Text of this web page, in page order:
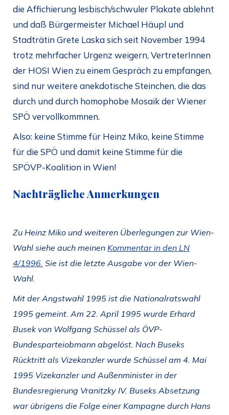
die Affichierung lesbisch/schwuler Plakate ablehnt
und daß Bürgermeister Michael Häupl und
Stadträtin Grete Laska sich seit November 1994
trotz mehrfacher Urgenz weigern, VertreterInnen
der HOSI Wien zu einem Gespräch zu empfangen,
sind nur weitere anekdotische Steinchen, die das
durch und durch homophobe Mosaik der Wiener
SPÖ vervollkommnen.
Also: keine Stimme für Heinz Miko, keine Stimme
für die SPÖ und damit keine Stimme für die
SPÖVP-Koalition in Wien!
Nachträgliche Anmerkungen
Zu Heinz Miko und weiteren Überlegungen zur Wien-
Wahl siehe auch meinen Kommentar in den LN
4/1996. Sie ist die letzte Ausgabe vor der Wien-
Wahl.
Mit der Angstwahl 1995 ist die Nationalratswahl
1995 gemeint. Am 22. April 1995 wurde Erhard
Busek von Wolfgang Schüssel als ÖVP-
Bundesparteiobmann abgelöst. Nach Buseks
Rücktritt als Vizekanzler wurde Schüssel am 4. Mai
1995 Vizekanzler und Außenminister in der
Bundesregierung Vranitzky IV. Buseks Absetzung
war übrigens die Folge einer Kampagne durch Hans